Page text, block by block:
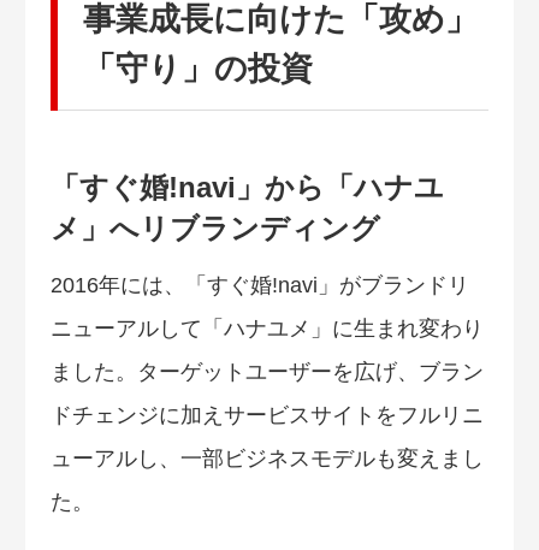
事業成長に向けた「攻め」
「守り」の投資
「すぐ婚!navi」から「ハナユ
メ」へリブランディング
2016年には、「すぐ婚!navi」がブランドリ
ニューアルして「ハナユメ」に生まれ変わり
ました。ターゲットユーザーを広げ、ブラン
ドチェンジに加えサービスサイトをフルリニ
ューアルし、一部ビジネスモデルも変えまし
た。